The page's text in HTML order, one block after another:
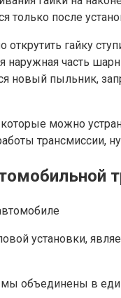
только после
гайку
наружная часть
новый пыльник,
можно
трансмиссии,
установки,
объединены в